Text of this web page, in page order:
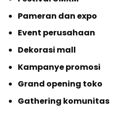
Pameran dan expo
Event perusahaan
Dekorasi mall
Kampanye promosi
Grand opening toko
Gathering komunitas